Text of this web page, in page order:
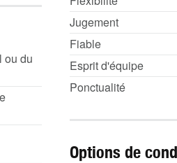
Jugement
Fiable
Esprit d'équipe
Ponctualité
ou du
Options de